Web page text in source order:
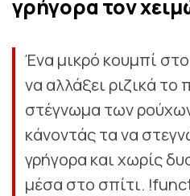
γρήγορα τον
Ένα μικρό κουμπί
να αλλάξει ριζικά το
στέγνωμα των
κάνοντάς τα να
γρήγορα και χωρίς
μέσα στο σπίτι.